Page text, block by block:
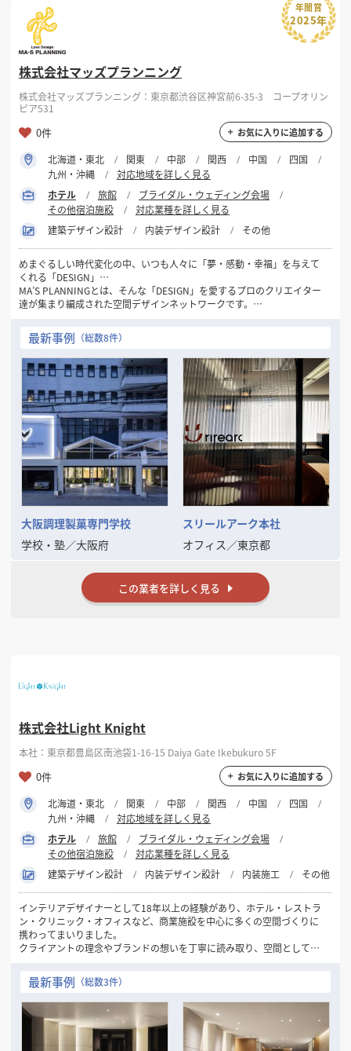
株式会社マッズプランニング
株式会社マッズプランニング：東京都渋谷区神宮前6-35-3 コープオリン
ピア531
0件 お気に入りに追加する
年間賞
2025年
北海道・東北 関東 中部 関西 中国
四国
九州・沖縄
対応地域を詳しく見る
ホテル
旅館
ブライダル・ウェディング会場
その他宿泊施設
対応業種を詳しく見る
建築デザイン設計
内装デザイン設計 その他
めまぐるしい時代変化の中、いつも人々に「夢・感動・幸福」を与えて
くれる「DESIGN」…
MA’S PLANNINGとは、そんな「DESIGN」を愛するプロのクリエイター
達が集まり編成された空間デザインネットワークです。
1981年の創設以来32年間にわたり一貫して“人々にデザインを通して幸
せを感じてもらいたい…”
というシンプルなコンセプトを念頭に「愛のあるDESIGN」を数多くの
お客様に提供してまいりました。
現代のトレンド・ニーズの変化は一層加速し本質の見極めが困難となる
中、この思いを忘れず、変化を的確に捉えながらもけっして流されるこ
とのない
「普遍的DESIGNの可能性」をさらに追求してまいります。
そして、数々の商空間、住空間プランニングで培った確かな経験と実績
を裏付けに
お客様の良きビジネスパートナーとして「最良の空間づくり」をお手伝
いいたします。
最新事例 （総数8件）
大阪調理製菓専門学校
学校・塾／大阪府
スリールアーク本社
オフィス ／東京都
この業者を詳しく見る
株式会社Light Knight
本社：東京都豊島区南池袋1-16-15 Daiya Gate Ikebukuro 5F
0件 お気に入りに追加する
北海道・東北 関東 中部 関西 中国
四国
九州・沖縄
対応地域を詳しく見る
ホテル
旅館
ブライダル・ウェディング会場
その他宿泊施設
対応業種を詳しく見る
建築デザイン設計
内装デザイン設計 内装施工 その他
インテリアデザイナーとして18年以上の経験があり、ホテル・レストラ
ン・クリニック・オフィスなど、商業施設を中心に多くの空間づくりに
携わってまいりました。
クライアントの理念やブランドの想いを丁寧に読み取り、空間として表
がらも、他にはないアイデアとデザインの力で、価値ある空間の実現を
目指してきました。
また、企画から竣工まで一貫して一人の担当者が対応する体制を大切に
しており、意図のぶれない進行や安心感にもご好評をいただいていま
デザインの力で空間の魅力や機能を高めたいとお考えの方と、ご一緒で
最新事例 （総数3件）